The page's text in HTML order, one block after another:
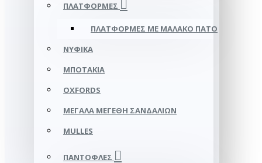
ΠΛΑΤΦΌΡΜΕΣ
ΠΛΑΤΦΟΡΜΕΣ ΜΕ ΜΑΛΑΚΟ ΠΑΤΟ
ΝΥΦΙΚΆ
ΜΠΟΤΆΚΙΑ
OXFORDS
ΜΕΓΆΛΑ ΜΕΓΈΘΗ ΣΑΝΔΑΛΙΏΝ
MULLES
ΠΑΝΤΌΦΛΕΣ